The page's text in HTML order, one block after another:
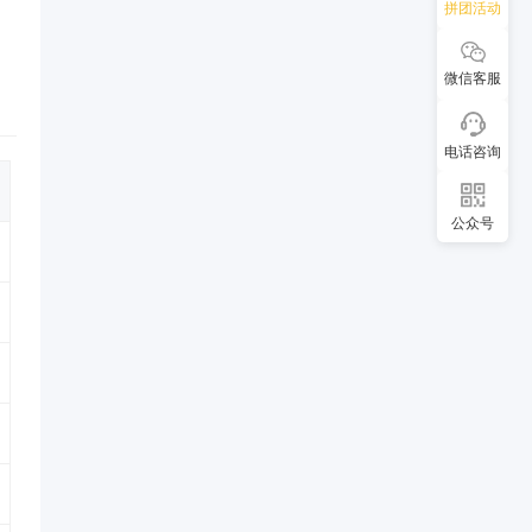
拼团活动
微信客服
电话咨询
公众号